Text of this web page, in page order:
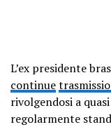
L’ex presidente
continue
rivolgendosi a
regolarmente